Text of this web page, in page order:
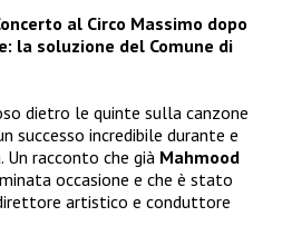
al Circo Massimo dopo
la soluzione del Comune di
dietro le quinte sulla canzone
successo incredibile durante e
Un racconto che già Mahmood
occasione e che è stato
artistico e conduttore